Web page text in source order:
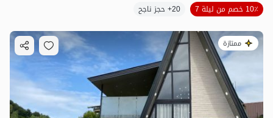
10٪ خصم من ليلة 7
20+ حجز ناجح
ممتازة